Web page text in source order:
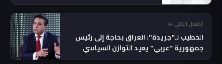
المقال التالي
الخطيب لـ"جريدة": العراق بحاجة إلى رئيس
جمهورية "عربي" يعيد التوازن السياسي
والعلاقات مع العالم